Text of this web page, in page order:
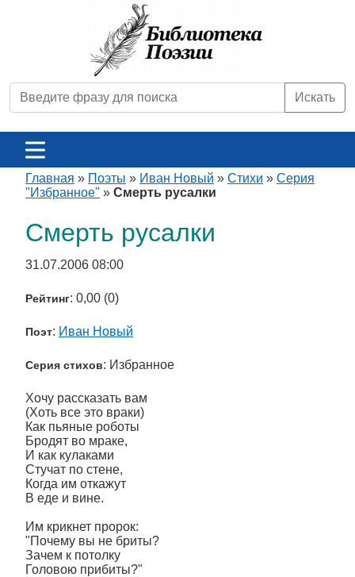
Искать
Главная » Поэты » Иван Новый » Стихи » Серия
"Избранное" » Смерть русалки
Смерть русалки
31.07.2006 08:00
Рейтинг: 0,00 (0)
Поэт: Иван Новый
Серия стихов: Избранное
Хочу рассказать вам
(Хоть все это враки)
Как пьяные роботы
Бродят во мраке,
И как кулаками
Стучат по стене,
Когда им откажут
В еде и вине.
Им крикнет пророк:
"Почему вы не бриты?
Зачем к потолку
Головою прибиты?"